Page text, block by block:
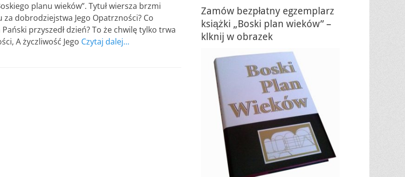
planu wieków”. Tytuł wiersza brzmi
za dobrodziejstwa Jego Opatrzności? Co
przyszedł dzień? To że chwilę tylko trwa
A życzliwość Jego Czytaj dalej…
Zamów bezpłatny egzemplarz
książki „Boski plan wieków” –
klknij w obrazek